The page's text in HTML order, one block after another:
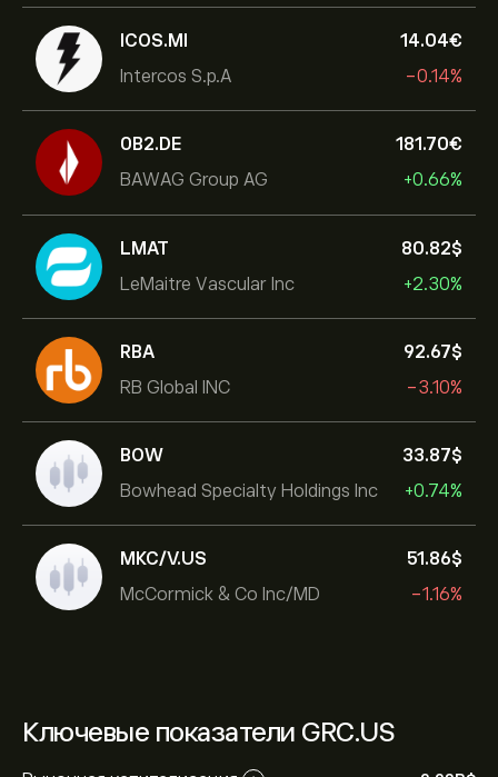
ICOS.MI
Intercos S.p.A
14.04‎€‎
-0.14%
0B2.DE
BAWAG Group AG
181.70‎€‎
+0.66%
LMAT
LeMaitre Vascular Inc
80.82‎$‎
+2.30%
RBA
RB Global INC
92.67‎$‎
-3.10%
BOW
Bowhead Specialty Holdings Inc
33.87‎$‎
+0.74%
MKC/V.US
McCormick & Co Inc/MD
51.86‎$‎
-1.16%
Ключевые показатели GRC.US